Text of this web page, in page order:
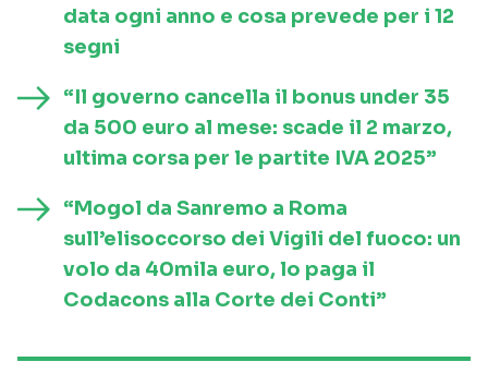
data ogni anno e cosa prevede per i 12
segni
“Il governo cancella il bonus under 35
da 500 euro al mese: scade il 2 marzo,
ultima corsa per le partite IVA 2025”
“Mogol da Sanremo a Roma
sull’elisoccorso dei Vigili del fuoco: un
volo da 40mila euro, lo paga il
Codacons alla Corte dei Conti”